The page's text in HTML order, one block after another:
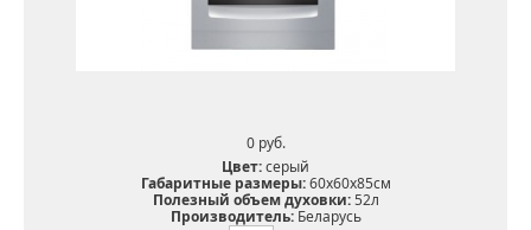
0 pуб.
Цвет:серый
Габаритные размеры:60х60х85см
Полезный объем духовки:52л
Производитель:Беларусь